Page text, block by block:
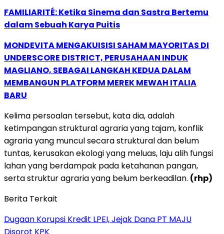
FAMILIARITÉ: Ketika Sinema dan Sastra Bertemu
dalam Sebuah Karya Puitis
MONDEVITA MENGAKUISISI SAHAM MAYORITAS DI
UNDERSCORE DISTRICT, PERUSAHAAN INDUK
MAGLIANO, SEBAGAI LANGKAH KEDUA DALAM
MEMBANGUN PLATFORM MEREK MEWAH ITALIA
BARU
Kelima persoalan tersebut, kata dia, adalah
ketimpangan struktural agraria yang tajam, konflik
agraria yang muncul secara struktural dan belum
tuntas, kerusakan ekologi yang meluas, laju alih fungsi
lahan yang berdampak pada ketahanan pangan,
serta struktur agraria yang belum berkeadilan. (rhp)
Berita Terkait
Dugaan Korupsi Kredit LPEI, Jejak Dana PT MAJU
Disorot KPK